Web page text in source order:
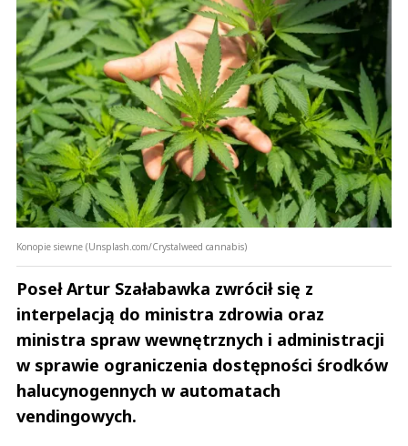
Konopie siewne (Unsplash.com/Crystalweed cannabis)
Poseł Artur Szałabawka zwrócił się z
interpelacją do ministra zdrowia oraz
ministra spraw wewnętrznych i administracji
w sprawie ograniczenia dostępności środków
halucynogennych w automatach
vendingowych.